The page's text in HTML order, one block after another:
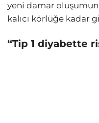
yeni damar
kalıcı körlüğe kadar
“Tip 1 diyabette